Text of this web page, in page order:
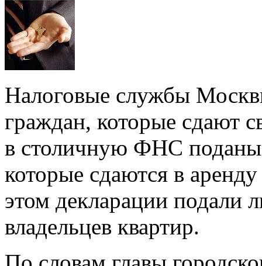
Налоговые службы
граждан, которые сдают
в столичную ФНС поданы
которые сдаются в
этом декларации подали
владельцев квартир.